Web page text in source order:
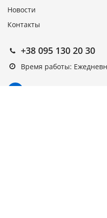
Новости
Контакты
+38 095 130 20 30
Время работы: